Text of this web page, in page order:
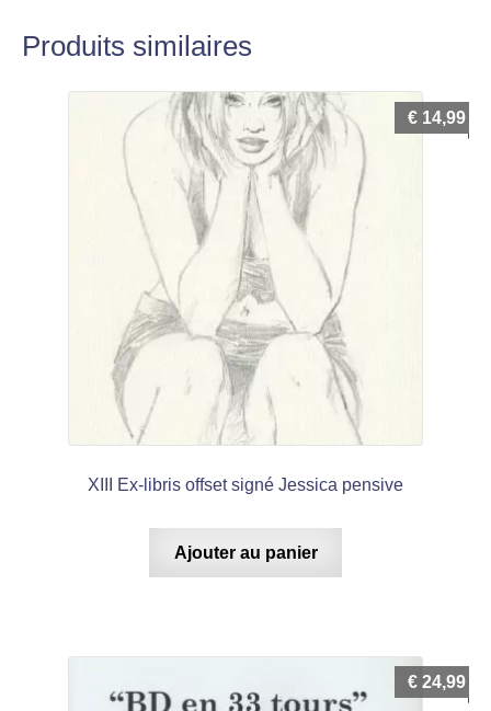
Produits similaires
XIII Ex-libris offset signé Jessica pensive
€ 14,99
Ajouter au panier
€ 24,99